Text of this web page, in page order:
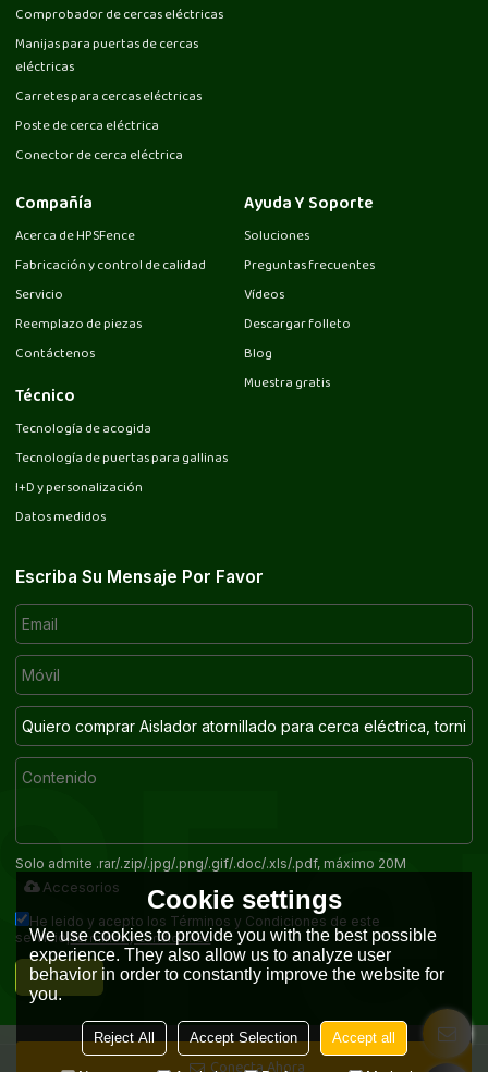
Comprobador de cercas eléctricas
Manijas para puertas de cercas
eléctricas
Carretes para cercas eléctricas
Poste de cerca eléctrica
Conector de cerca eléctrica
Compañía
Acerca de HPSFence
Fabricación y control de calidad
Servicio
Reemplazo de piezas
Contáctenos
Técnico
Tecnología de acogida
Tecnología de puertas para gallinas
I+D y personalización
Datos medidos
Ayuda Y Soporte
Soluciones
Preguntas frecuentes
Vídeos
Descargar folleto
Blog
Muestra gratis
Escriba Su Mensaje Por Favor
Solo admite .rar/.zip/.jpg/.png/.gif/.doc/.xls/.pdf, máximo 20M
Accesorios
He leido y acepto los Términos y Condiciones de este
servicio,Términos y Condiciones
Mandar
Cookie settings
We use cookies to provide you with the best possible
experience. They also allow us to analyze user
behavior in order to constantly improve the website for
you.
Reject All Accept Selection Accept all